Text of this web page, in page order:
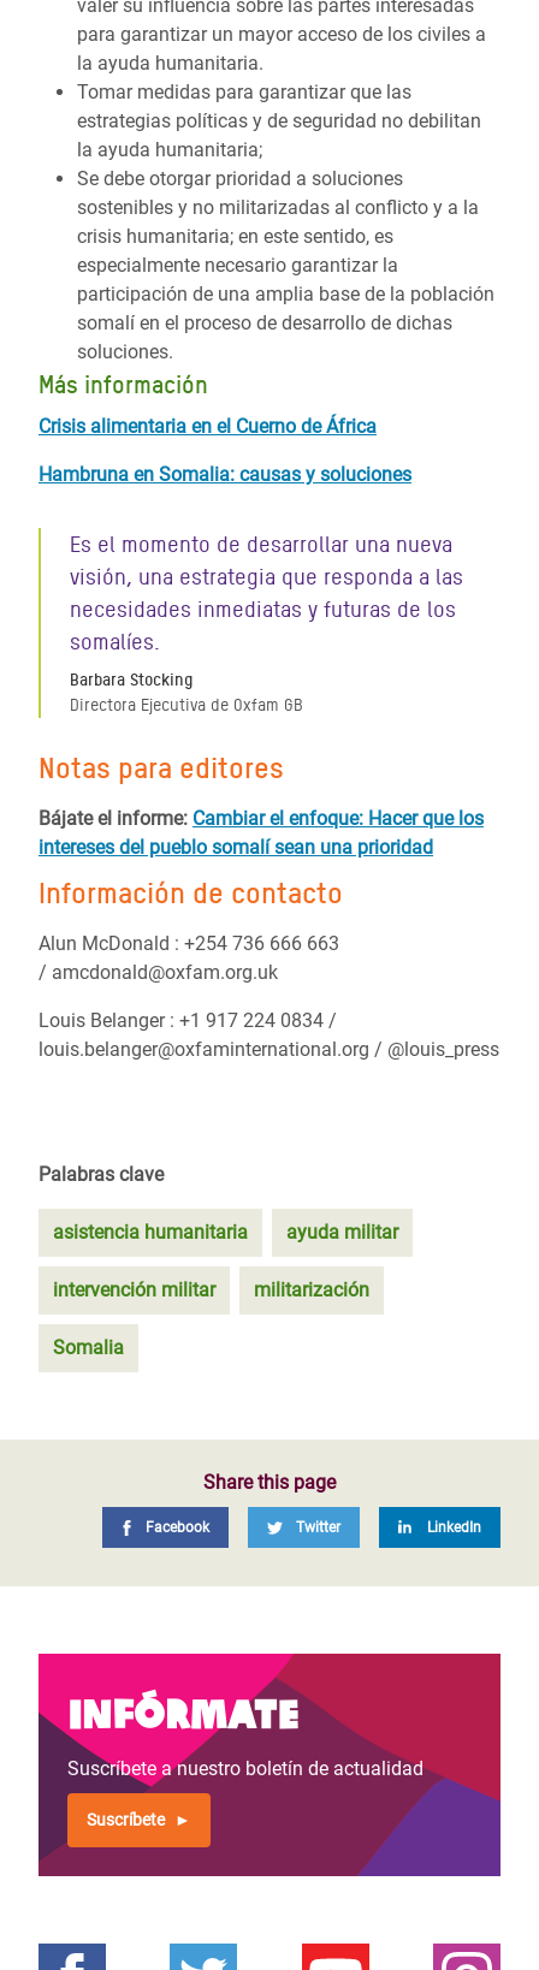
valer su influencia sobre las partes interesadas
para garantizar un mayor acceso de los civiles a
la ayuda humanitaria.
Tomar medidas para garantizar que las
estrategias políticas y de seguridad no debilitan
la ayuda humanitaria;
Se debe otorgar prioridad a soluciones
sostenibles y no militarizadas al conflicto y a la
crisis humanitaria; en este sentido, es
especialmente necesario garantizar la
participación de una amplia base de la población
somalí en el proceso de desarrollo de dichas
soluciones.
Más información
Crisis alimentaria en el Cuerno de África
Hambruna en Somalia: causas y soluciones
Es el momento de desarrollar una nueva
visión, una estrategia que responda a las
necesidades inmediatas y futuras de los
somalíes.
Barbara Stocking
Directora Ejecutiva de Oxfam GB
Notas para editores
Bájate el informe: Cambiar el enfoque: Hacer que los
intereses del pueblo somalí sean una prioridad
Información de contacto
Alun McDonald : +254 736 666 663
/ amcdonald@oxfam.org.uk
Louis Belanger : +1 917 224 0834 /
louis.belanger@oxfaminternational.org / @louis_press
Palabras clave
asistencia humanitaria ayuda militar
intervención militar militarización
Somalia
Share this page
Facebook Twitter LinkedIn
Infórmate
Suscríbete a nuestro boletín de actualidad
Suscríbete